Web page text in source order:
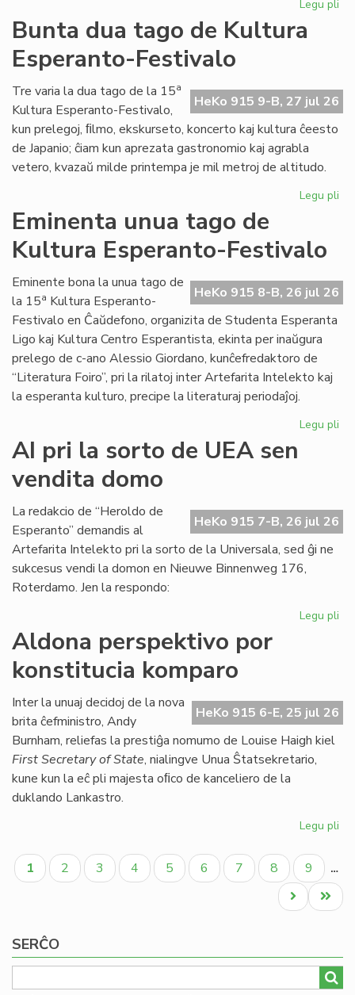
Legu pli
de
Bunta dua tago de Kultura
Esperanto-Festivalo
HeKo 915 9-B, 27 jul 26
Tre varia la dua tago de la 15a
Kultura Esperanto-Festivalo,
kun prelegoj, ﬁlmo, ekskurseto, koncerto kaj kultura ĉeesto
de Japanio; ĉiam kun aprezata gastronomio kaj agrabla
vetero, kvazaŭ milde printempa je mil metroj de altitudo.
Legu pli
Eminenta unua tago de
Kultura Esperanto-Festivalo
HeKo 915 8-B, 26 jul 26
Eminente bona la unua tago de
la 15a Kultura Esperanto-
Festivalo en Ĉaŭdefono, organizita de Studenta Esperanta
Ligo kaj Kultura Centro Esperantista, ekinta per inaŭgura
prelego de c-ano Alessio Giordano, kunĉefredaktoro de
“Literatura Foiro”, pri la rilatoj inter Artefarita Intelekto kaj
la esperanta kulturo, precipe la literaturaj periodaĵoj.
Legu pli
AI pri la sorto de UEA sen
vendita domo
HeKo 915 7-B, 26 jul 26
La redakcio de “Heroldo de
Esperanto” demandis al
Artefarita Intelekto pri la sorto de la Universala, sed ĝi ne
sukcesus vendi la domon en Nieuwe Binnenweg 176,
Roterdamo. Jen la respondo:
Legu pli
de
Aldona perspektivo por
konstitucia komparo
HeKo 915 6-E, 25 jul 26
Inter la unuaj decidoj de la nova
brita ĉefministro, Andy
Burnham, reliefas la prestiĝa nomumo de Louise Haigh kiel
First Secretary of State, nialingve Unua Ŝtatsekretario,
kune kun la eĉ pli majesta oﬁco de kanceliero de la
duklando Lankastro.
Legu pli
Pagination
Aktuala
paĝo
1 Paĝo
2 Paĝo
3 Paĝo
4 Paĝo
5 Paĝo
6 Paĝo
7 Paĝo
8 Paĝo
9 …
Last
page
Next
page
SERĈO